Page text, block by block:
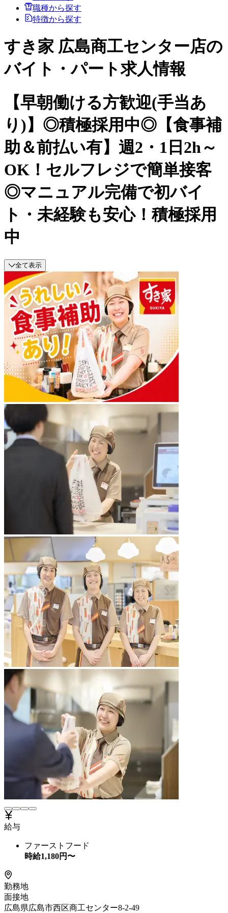
職種から探す
特徴から探す
すき家 広島商工センター店の
バイト・パート求人情報
【早朝働ける方歓迎(手当あ
り)】◎積極採用中◎【食事補
助＆前払い有】週2・1日2h～
OK！セルフレジで簡単接客
◎マニュアル完備で初バイ
ト・未経験も安心！積極採用
中
全て表示
給与
ファーストフード
時給1,180円〜
勤務地
面接地
広島県広島市西区商工センター8-2-49